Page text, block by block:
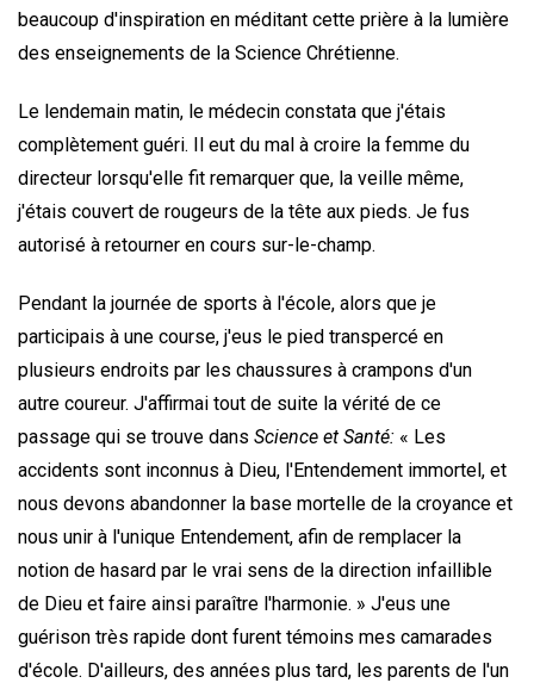
beaucoup d'inspiration en méditant cette prière à la lumière
des enseignements de la Science Chrétienne.
Le lendemain matin, le médecin constata que j'étais
complètement guéri. Il eut du mal à croire la femme du
directeur lorsqu'elle fit remarquer que, la veille même,
j'étais couvert de rougeurs de la tête aux pieds. Je fus
autorisé à retourner en cours sur-le-champ.
Pendant la journée de sports à l'école, alors que je
participais à une course, j'eus le pied transpercé en
plusieurs endroits par les chaussures à crampons d'un
autre coureur. J'affirmai tout de suite la vérité de ce
passage qui se trouve dans Science et Santé: « Les
accidents sont inconnus à Dieu, l'Entendement immortel, et
nous devons abandonner la base mortelle de la croyance et
nous unir à l'unique Entendement, afin de remplacer la
notion de hasard par le vrai sens de la direction infaillible
de Dieu et faire ainsi paraître l'harmonie. » J'eus une
guérison très rapide dont furent témoins mes camarades
d'école. D'ailleurs, des années plus tard, les parents de l'un